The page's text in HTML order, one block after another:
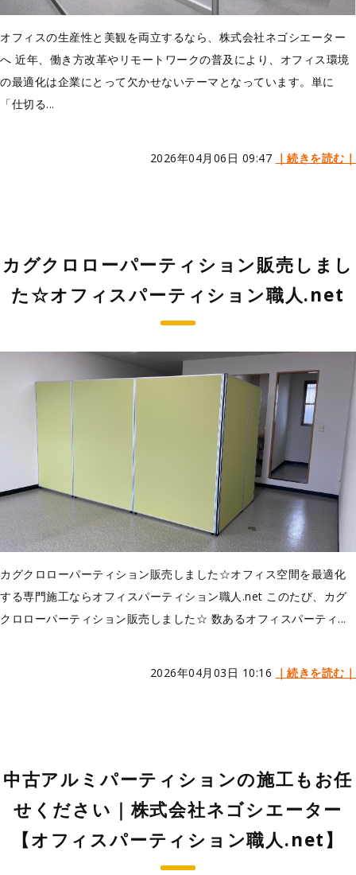
オフィスの生産性と美観を両立するなら、株式会社ネゴシエーター
へ 近年、働き方改革やリモートワークの普及により、オフィス環境
の最適化は企業にとって欠かせないテーマとなっています。単に
「仕切る...
2026年04月06日 09:47 ｜続きを読む｜
カグクロローパーティション販売しまし
た☆オフィスパーティション職人.net
カグクロローパーティション販売しました☆オフィス空間を最適化
する専門施工ならオフィスパーティション職人.net このたび、カグ
クロローパーティション販売しました☆ 数あるオフィスパーティ...
2026年04月03日 10:16 ｜続きを読む｜
中古アルミパーティションの施工もお任
せください｜株式会社ネゴシエーター
【オフィスパーティション職人.net】